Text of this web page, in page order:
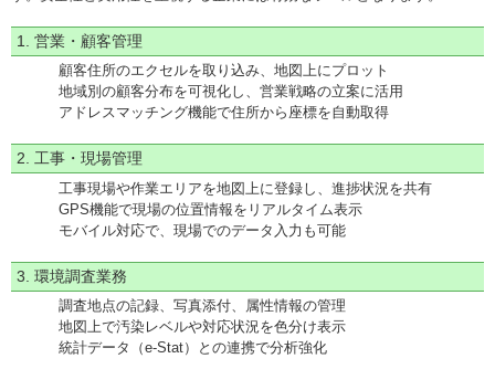
1. 営業・顧客管理
顧客住所のエクセルを取り込み、地図上にプロット
地域別の顧客分布を可視化し、営業戦略の立案に活用
アドレスマッチング機能で住所から座標を自動取得
2. 工事・現場管理
工事現場や作業エリアを地図上に登録し、進捗状況を共有
GPS機能で現場の位置情報をリアルタイム表示
モバイル対応で、現場でのデータ入力も可能
3. 環境調査業務
調査地点の記録、写真添付、属性情報の管理
地図上で汚染レベルや対応状況を色分け表示
統計データ（e-Stat）との連携で分析強化